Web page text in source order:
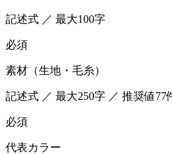
記述式 ／ 最大100字
必須
素材（生地・毛糸）
記述式 ／ 最大250字 ／ 推奨値77
必須
代表カラー